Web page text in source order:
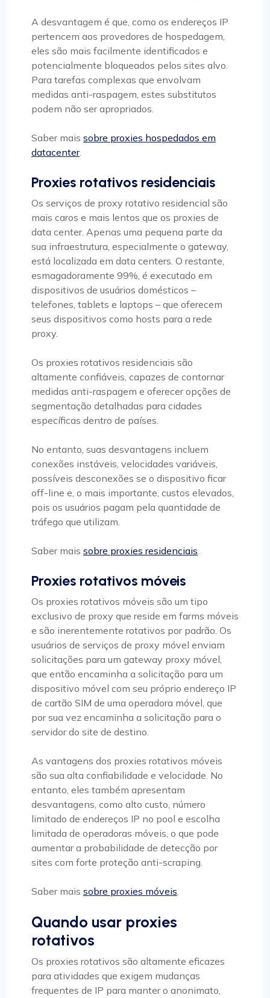
A desvantagem é que, como os endereços IP
pertencem aos provedores de hospedagem,
eles são mais facilmente identificados e
potencialmente bloqueados pelos sites alvo.
Para tarefas complexas que envolvam
medidas anti-raspagem, estes substitutos
podem não ser apropriados.
Saber mais sobre proxies hospedados em
datacenter.
Proxies rotativos residenciais
Os serviços de proxy rotativo residencial são
mais caros e mais lentos que os proxies de
data center. Apenas uma pequena parte da
sua infraestrutura, especialmente o gateway,
está localizada em data centers. O restante,
esmagadoramente 99%, é executado em
dispositivos de usuários domésticos –
telefones, tablets e laptops – que oferecem
seus dispositivos como hosts para a rede
proxy.
Os proxies rotativos residenciais são
altamente confiáveis, capazes de contornar
medidas anti-raspagem e oferecer opções de
segmentação detalhadas para cidades
específicas dentro de países.
No entanto, suas desvantagens incluem
conexões instáveis, velocidades variáveis,
possíveis desconexões se o dispositivo ficar
off-line e, o mais importante, custos elevados,
pois os usuários pagam pela quantidade de
tráfego que utilizam.
Saber mais sobre proxies residenciais.
Proxies rotativos móveis
Os proxies rotativos móveis são um tipo
exclusivo de proxy que reside em farms móveis
e são inerentemente rotativos por padrão. Os
usuários de serviços de proxy móvel enviam
solicitações para um gateway proxy móvel,
que então encaminha a solicitação para um
dispositivo móvel com seu próprio endereço IP
de cartão SIM de uma operadora móvel, que
por sua vez encaminha a solicitação para o
servidor do site de destino.
As vantagens dos proxies rotativos móveis
são sua alta confiabilidade e velocidade. No
entanto, eles também apresentam
desvantagens, como alto custo, número
limitado de endereços IP no pool e escolha
limitada de operadoras móveis, o que pode
aumentar a probabilidade de detecção por
sites com forte proteção anti-scraping.
Saber mais sobre proxies móveis.
Quando usar proxies
rotativos
Os proxies rotativos são altamente eficazes
para atividades que exigem mudanças
frequentes de IP para manter o anonimato,